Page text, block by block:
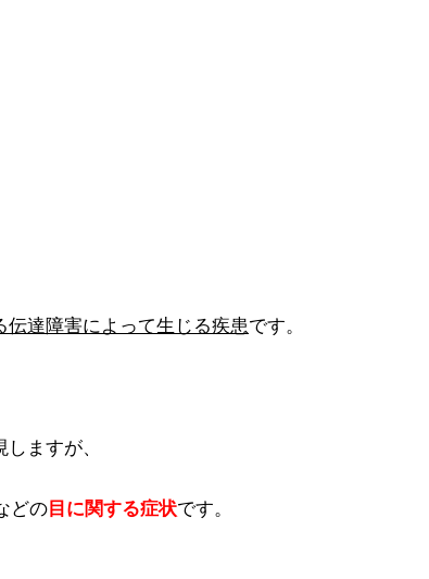
達障害によって生じる疾患です。
しますが、
どの 目に関する症状です。